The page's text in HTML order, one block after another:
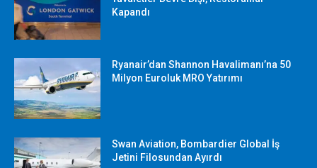
Kapandı
Ryanair’dan Shannon Havalimanı’na 50
Milyon Euroluk MRO Yatırımı
Swan Aviation, Bombardier Global İş
Jetini Filosundan Ayırdı